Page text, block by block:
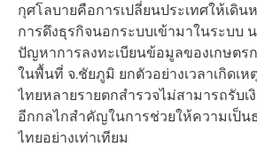
กุศโลบายคือการเปลี่ยนประเทศให้เดิ
การดึงธุรกิจนอกระบบเข้ามาในระบบ
ปัญหาการลงทะเบียนข้อมูลของเกษตร
ในพื้นที่ จ.ชัยภูมิ ยกตัวอย่างเวลาเกิดเ
ไทยหลายรายตกสำรวจไม่สามารถรับเ
อีกกลไกสำคัญในการช่วยให้ความเป็น
ไทยอย่างเท่าเทียม